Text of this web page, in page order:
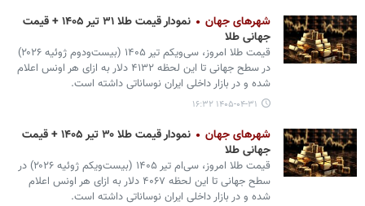
شهرهای جهان
نمودار قیمت طلا ۳۱ تیر ۱۴۰۵ + قیمت
جهانی طلا
قیمت طلا امروز، سی‌ویکم تیر ۱۴۰۵ (‌بیست‌ودوم ژوئیه ۲۰۲۶)
در سطح جهانی تا این لحظه ۴۱۳۲ دلار به ازای هر اونس اعلام
شده و در بازار داخلی ایران نوساناتی داشته است.
۱۴۰۵-۰۴-۳۱ ۱۶:۳۲
شهرهای جهان
نمودار قیمت طلا ۳۰ تیر ۱۴۰۵ + قیمت
جهانی طلا
قیمت طلا امروز، سی‌ام تیر ۱۴۰۵ (‌بیست‌ویکم ژوئیه ۲۰۲۶) در
سطح جهانی تا این لحظه ۴۰۶۷ دلار به ازای هر اونس اعلام
شده و در بازار داخلی ایران نوساناتی داشته است.